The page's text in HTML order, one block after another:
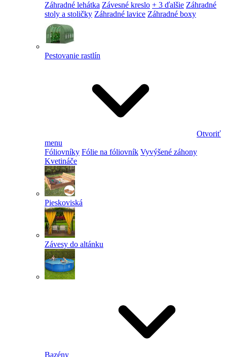
Záhradné lehátka Závesné kreslo + 3 ďalšie Záhradné
stoly a stoličky Záhradné lavice Záhradné boxy
Pestovanie rastlín
Otvoriť
menu
Fóliovníky Fólie na fóliovník Vyvýšené záhony
Kvetináče
Pieskoviská
Závesy do altánku
Bazény